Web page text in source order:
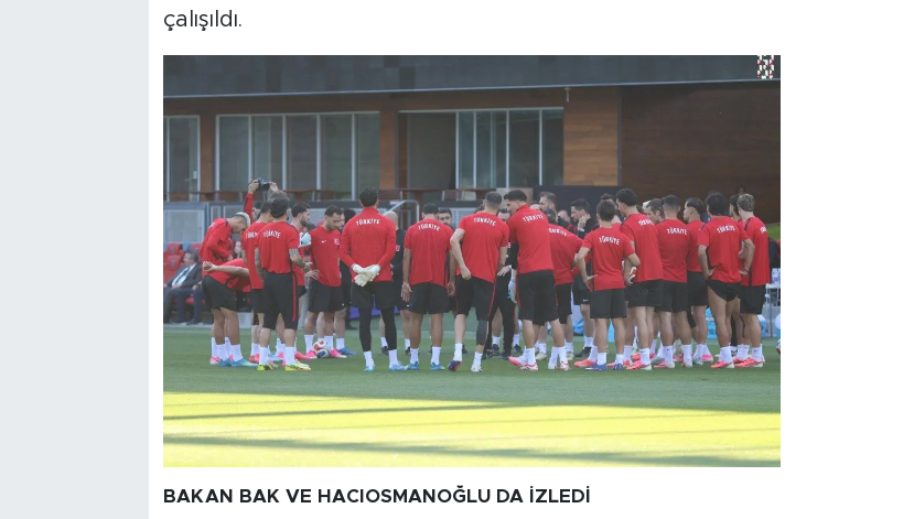
çalışıldı.
BAKAN BAK VE HACIOSMANOĞLU DA İZLEDİ